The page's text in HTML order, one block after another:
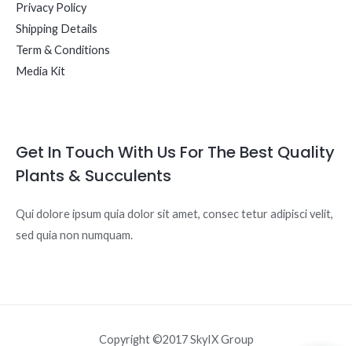
Privacy Policy
Shipping Details
Term & Conditions
Media Kit
Get In Touch With Us For The Best Quality
Plants & Succulents
Qui dolore ipsum quia dolor sit amet, consec tetur adipisci velit,
sed quia non numquam.
Copyright ©2017 SkyIX Group